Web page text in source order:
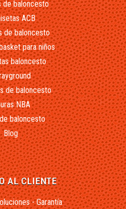
de baloncesto
ACB
de baloncesto
para niños
baloncesto
de baloncesto
NBA
baloncesto
Blog
AL CLIENTE
- Garantía